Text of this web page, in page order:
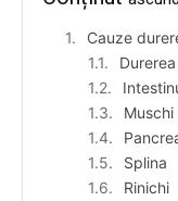
Cauze
Splina
Rinichi